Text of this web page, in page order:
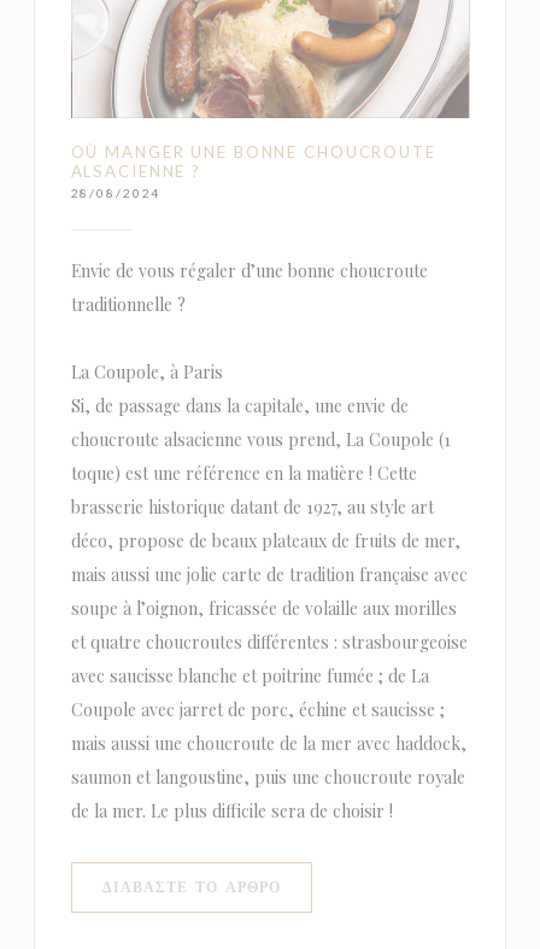
OÙ MANGER UNE BONNE CHOUCROUTE
ALSACIENNE ?
28/08/2024
Envie de vous régaler d’une bonne choucroute
traditionnelle ?
La Coupole, à Paris
Si, de passage dans la capitale, une envie de
choucroute alsacienne vous prend, La Coupole (1
toque) est une référence en la matière ! Cette
brasserie historique datant de 1927, au style art
déco, propose de beaux plateaux de fruits de mer,
mais aussi une jolie carte de tradition française avec
soupe à l’oignon, fricassée de volaille aux morilles
et quatre choucroutes différentes : strasbourgeoise
avec saucisse blanche et poitrine fumée ; de La
Coupole avec jarret de porc, échine et saucisse ;
mais aussi une choucroute de la mer avec haddock,
saumon et langoustine, puis une choucroute royale
de la mer. Le plus difficile sera de choisir !
ΔΙΑΒΆΣΤΕ ΤΟ ΆΡΘΡΟ((ΑΝΟΊΓΕΙ ΣΕ ΝΈΟ